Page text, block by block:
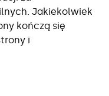
Jakiekolwiek
kończą się
i